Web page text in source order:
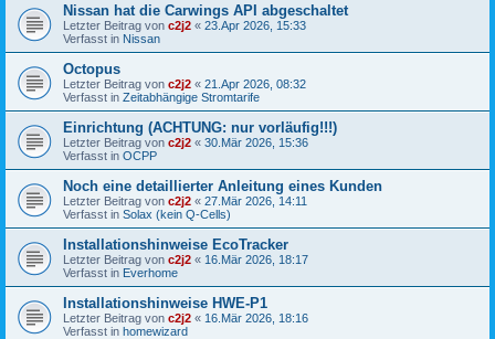
Nissan hat die Carwings API abgeschaltet
Letzter Beitrag von c2j2 « 23.Apr 2026, 15:33
Verfasst in Nissan
Octopus
Letzter Beitrag von c2j2 « 21.Apr 2026, 08:32
Verfasst in Zeitabhängige Stromtarife
Einrichtung (ACHTUNG: nur vorläufig!!!)
Letzter Beitrag von c2j2 « 30.Mär 2026, 15:36
Verfasst in OCPP
Noch eine detaillierter Anleitung eines Kunden
Letzter Beitrag von c2j2 « 27.Mär 2026, 14:11
Verfasst in Solax (kein Q-Cells)
Installationshinweise EcoTracker
Letzter Beitrag von c2j2 « 16.Mär 2026, 18:17
Verfasst in Everhome
Installationshinweise HWE-P1
Letzter Beitrag von c2j2 « 16.Mär 2026, 18:16
Verfasst in homewizard